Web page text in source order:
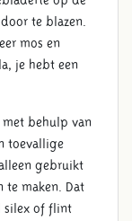
te blazen.
mos en
je hebt een
behulp van
toevallige
gebruikt
te maken. Dat
silex of flint